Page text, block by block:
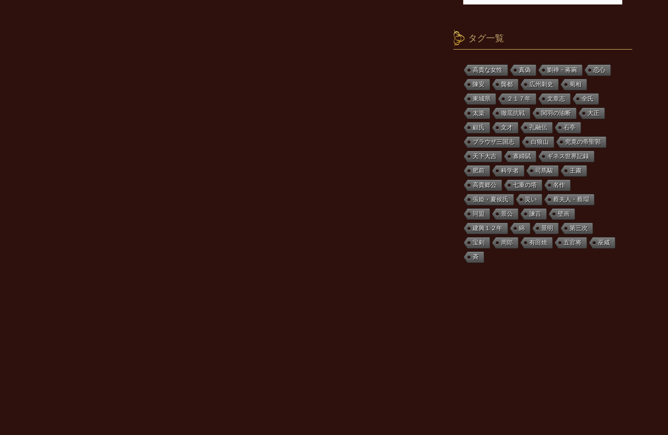
タグ一覧
高貴な女性 真偽 劉禅・蒋琬 恋心
陳安 龔都 広州刺史 蜀相
東城県 ２１７年 文章志 全氏
太楽 徹底抗戦 関羽の油断 大正
顧氏 文才 孔融伝 石亭
ブラウザ三国志 白狼山 究竟の帝聖郭
天下大吉 寡婦賦 ギネス世界記録
肥前 科学者 司馬駿 王粛
高貴郷公 七重の塔 名作
張姫・夏侯氏 災い 蔡夫人・蔡瑁
同盟 景公 諫言 壁画
建興１２年 綿 景明 第三次
宝剣 周郎 有田焼 五官将 巫咸
斉